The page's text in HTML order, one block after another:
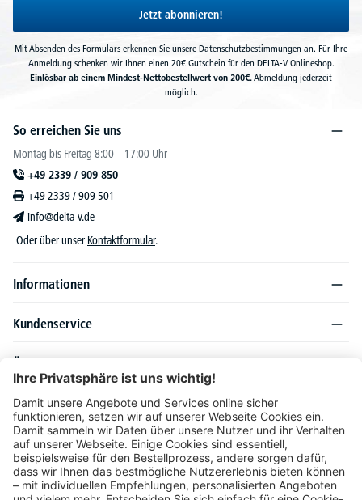
Jetzt abonnieren!
Mit Absenden des Formulars erkennen Sie unsere Datenschutzbestimmungen an. Für Ihre
Anmeldung schenken wir Ihnen einen 20€ Gutschein für den DELTA-V Onlineshop.
Einlösbar ab einem Mindest-Nettobestellwert von 200€.Abmeldung jederzeit
möglich.
So erreichen Sie uns
Montag bis Freitag 8:00 – 17:00 Uhr
+49 2339 / 909 850
+49 2339 / 909 501
info@delta-v.de
Oder über unser Kontaktformular.
Informationen
Kundenservice
Über DELTA-V
Produktsortiment
Ratgeber
Folgen Sie uns auch auf